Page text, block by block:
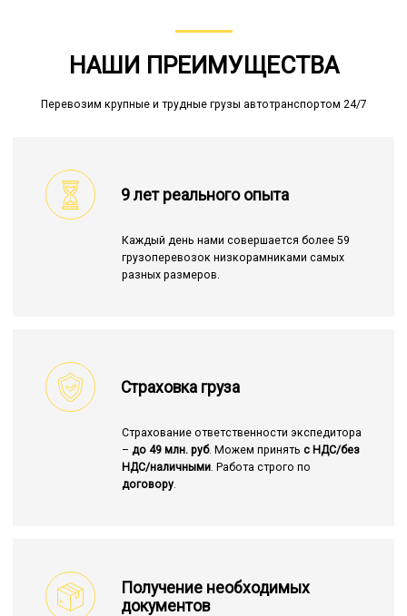
НАШИ ПРЕИМУЩЕСТВА
Перевозим крупные и трудные грузы автотранспортом 24/7
9 лет реального опыта
Каждый день нами совершается более 59
грузоперевозок низкорамниками самых
разных размеров.
Страховка груза
Страхование ответственности экспедитора
– до 49 млн. руб. Можем принять с НДС/без
НДС/наличными. Работа строго по
договору.
Получение необходимых
документов